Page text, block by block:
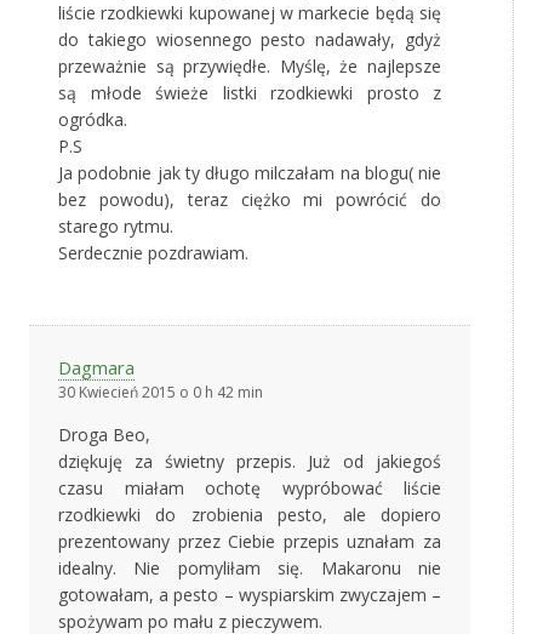
liście rzodkiewki kupowanej w markecie będą się
do takiego wiosennego pesto nadawały, gdyż
przeważnie są przywiędłe. Myślę, że najlepsze
są młode świeże listki rzodkiewki prosto z
ogródka.
P.S
Ja podobnie jak ty długo milczałam na blogu( nie
bez powodu), teraz ciężko mi powrócić do
starego rytmu.
Serdecznie pozdrawiam.
Dagmara
30 Kwiecień 2015 o 0 h 42 min
Droga Beo,
dziękuję za świetny przepis. Już od jakiegoś
czasu miałam ochotę wypróbować liście
rzodkiewki do zrobienia pesto, ale dopiero
prezentowany przez Ciebie przepis uznałam za
idealny. Nie pomyliłam się. Makaronu nie
gotowałam, a pesto – wyspiarskim zwyczajem –
spożywam po mału z pieczywem.